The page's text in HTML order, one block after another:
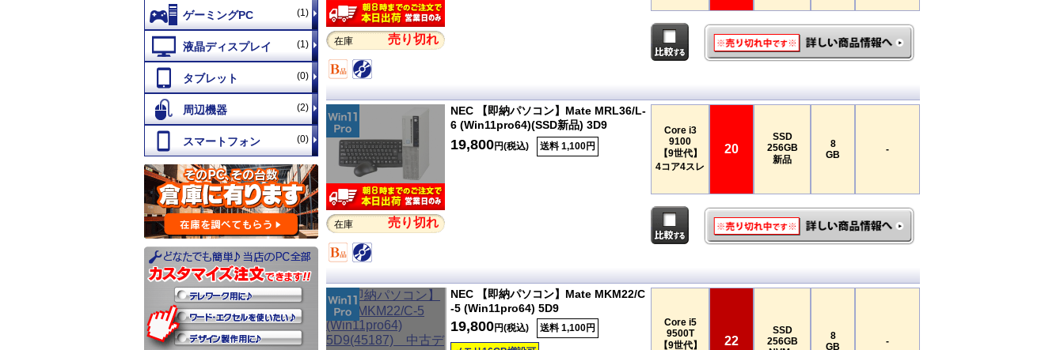
(1)
(1)
(0)
(2)
(0)
在庫 売り切れ
在庫 売り切れ
NEC 【即納パソコン】Mate MRL36/L-
6 (Win11pro64)(SSD新品) 3D9
19,800円(税込) 送料 1,100円
Core i3
9100
【9世代】
4コア4スレ
20
SSD
256GB
新品
8
GB
-
NEC 【即納パソコン】Mate MKM22/C
-5 (Win11pro64) 5D9
19,800円(税込) 送料 1,100円
Core i5
9500T
【9世代】
22
SSD
256GB
8
GB
-